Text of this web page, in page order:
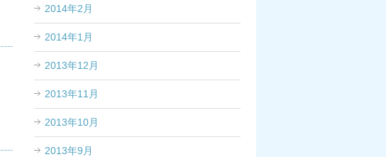
2014年2月
2014年1月
2013年12月
2013年11月
2013年10月
2013年9月